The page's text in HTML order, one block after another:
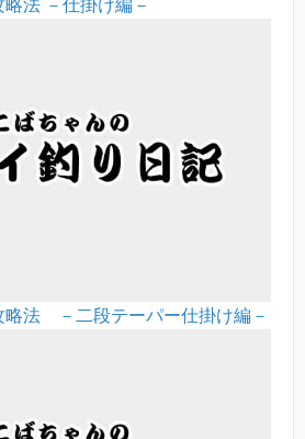
法 －仕掛け編－
略法 －二段テーパー仕掛け編－